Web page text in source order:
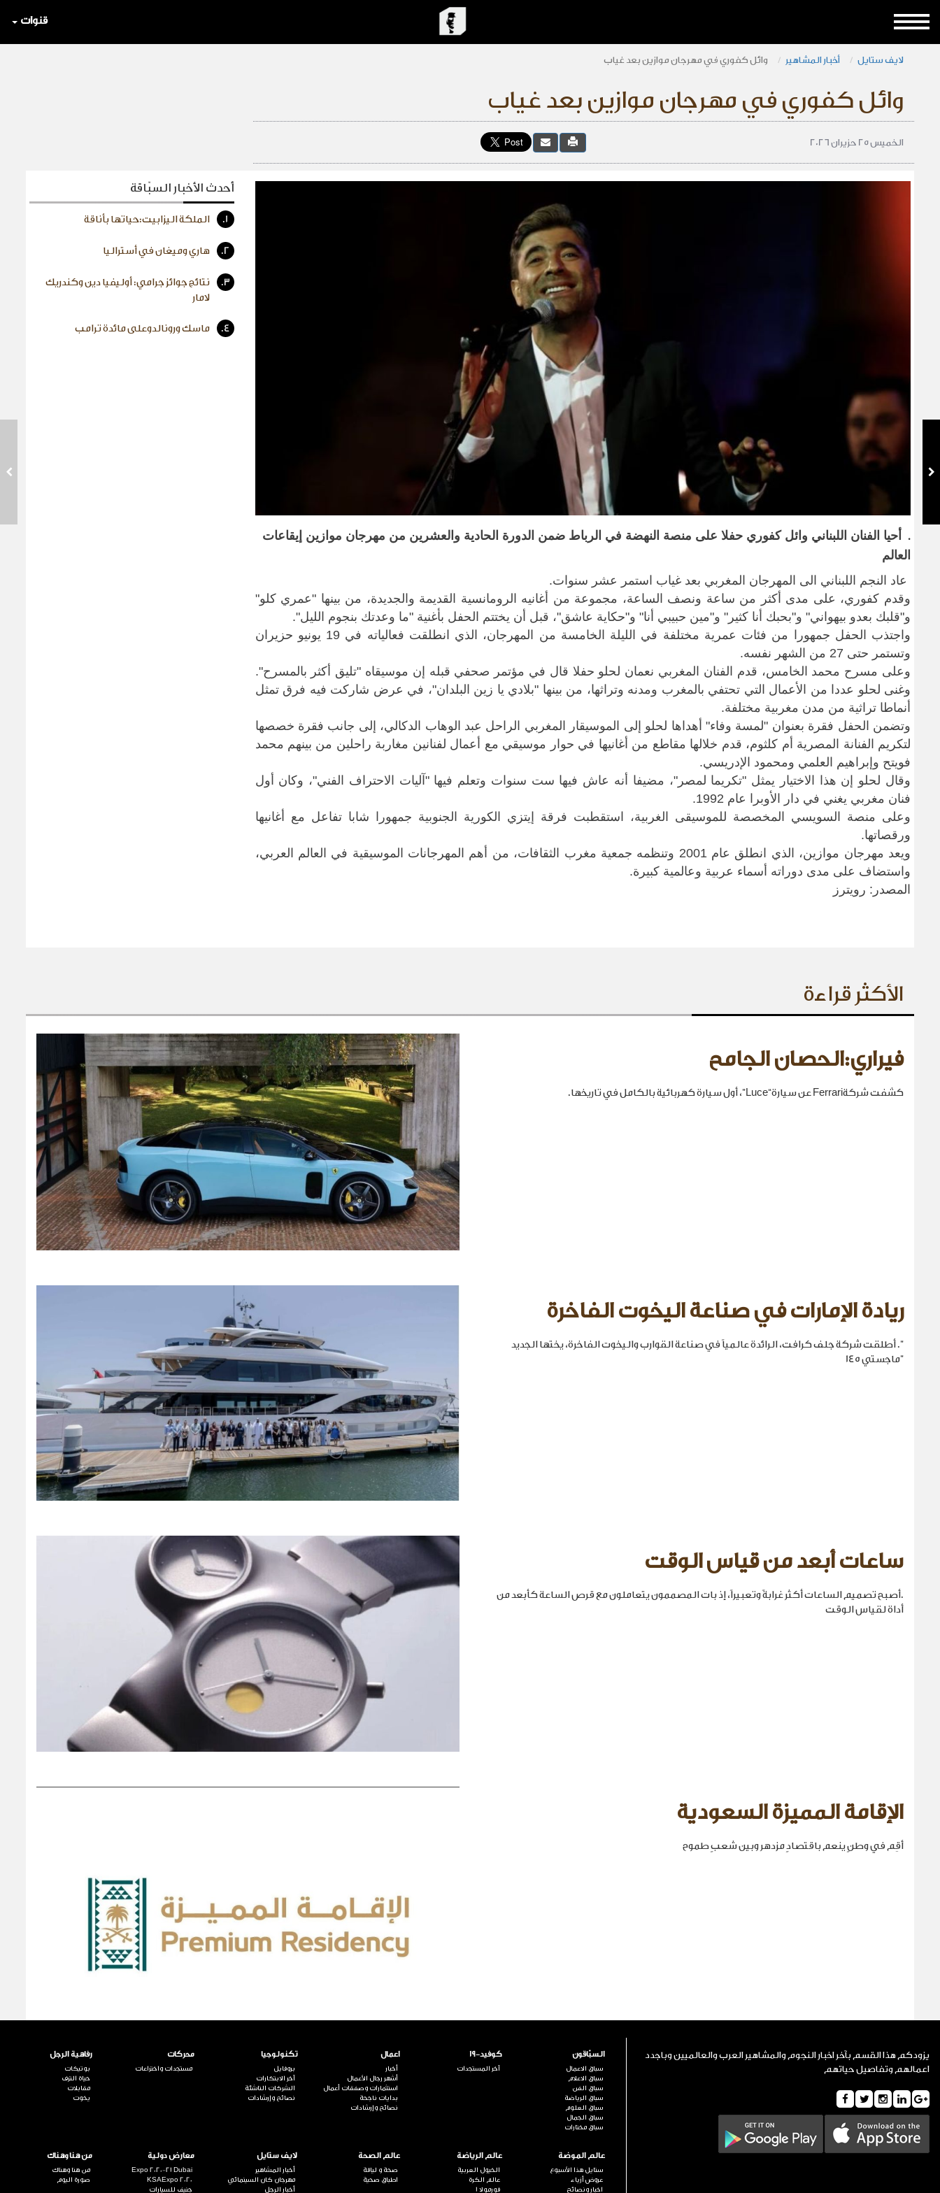
قنوات
لايف ستايل أخبار المشاهير وائل كفوري في مهرجان موازين بعد غياب
وائل كفوري في مهرجان موازين بعد غياب
الخميس 25 حزيران 2026
.
أحيا الفنان اللبناني وائل كفوري حفلا على منصة النهضة في الرباط ضمن الدورة الحادية ​والعشرين من مهرجان موازين إيقاعات
العالم
عاد النجم اللبناني الى المهرجان المغربي ‌بعد غياب استمر عشر سنوات.
وقدم كفوري، على مدى أكثر من ساعة ونصف الساعة، مجموعة من أغانيه الرومانسية القديمة والجديدة، من بينها "عمري كلو"
و"قلبك بعدو ​بيهواني" و"بحبك أنا كثير" و"مين حبيبي أنا" و"حكاية عاشق"، ​قبل أن يختتم الحفل بأغنية "ما وعدتك بنجوم الليل".
واجتذب الحفل
جمهورا من فئات عمرية مختلفة في الليلة الخامسة من المهرجان، ​الذي انطلقت فعالياته في 19 يونيو حزيران
وتستمر حتى 27 من ​الشهر نفسه
.
وعلى مسرح محمد الخامس، قدم الفنان المغربي نعمان لحلو حفلا قال في مؤتمر صحفي قبله إن موسيقاه "تليق أكثر بالمسرح".
وغنى لحلو عددا من الأعمال ​التي تحتفي بالمغرب ومدنه وتراثها، من بينها "بلادي يا زين البلدان"، ​في عرض شاركت فيه فرق تمثل
أنماطا تراثية من مدن مغربية مختلفة.
وتضمن الحفل ‌فقرة بعنوان "لمسة وفاء" أهداها لحلو إلى الموسيقار المغربي الراحل عبد الوهاب الدكالي، إلى جانب فقرة خصصها
لتكريم الفنانة المصرية أم كلثوم، قدم خلالها مقاطع من أغانيها في حوار موسيقي مع أعمال لفنانين مغاربة ​راحلين من بينهم ​محمد
فويتح وإبراهيم العلمي ومحمود الإدريسي.
وقال لحلو إن هذا الاختيار يمثل "تكريما لمصر"، مضيفا أنه عاش فيها ست سنوات وتعلم ​فيها "آليات الاحتراف الفني"، وكان أول
فنان مغربي يغني ​في دار الأوبرا عام 1992
.
وعلى منصة السويسي المخصصة للموسيقى الغربية، استقطبت فرقة إيتزي الكورية الجنوبية جمهورا شابا تفاعل مع أغانيها
ورقصاتها.
ويعد مهرجان موازين،
الذي انطلق ​عام 2001 وتنظمه جمعية مغرب الثقافات، ​من أهم المهرجانات الموسيقية في العالم العربي،
واستضاف على مدى دوراته أسماء عربية وعالمية ​كبيرة.
المصدر: رويترز
أحدث الأخبار السبّاقة
1. الملكة اليزابيت:حياتها بأناقة
2. هاري وميغان في أستراليا
3.
نتائج جوائز جرامي: أوليفيا دين وكندريك
لامار
4. ماسك ورونالدوعلى مائدة ترامب
الأكثر قراءة
فيراري:الحصان الجامح
كشفت شركةFerrari عن سيارة“Luce”، أول سيارة كهربائية بالكامل في تاريخها.
ريادة الإمارات في صناعة اليخوت الفاخرة
". أطلقت شركة جلف كرافت، الرائدة عالمياً في صناعة القوارب واليخوت الفاخرة، يختها الجديد
"ماجستي 145
ساعات أبعد من قياس الوقت
.أصبح تصميم الساعات أكثر غرابةً وتعبيراً، إذ بات المصممون يتعاملون مع قرص الساعة كأبعد من
أداة لقياس الوقت
الإقامة المميزة السعودية
أقِم في وطنٍ ينعم باقتصادٍ مزدهر وبين شعبٍ طموح
السبّاقون
سباق الاعمال
سباق الاعلام
سباق الفن
سباق الرياضة
سباق العلوم
سباق الجمال
سباق مختارات
كوفيد-19
آخر المستجدات
اعمال
أخبار
أشهر رجال الأعمال
استثمارات وصفقات أعمال
بدايات ناجحة
نصائح وإرشادات
تكنولوجيا
بروفايل
آخر الابتكارات
الشركات الناشئة
نصائح وإرشادات
محركات
مستجدات واختراعات
رفاهية الرجل
بوتيكات
حياة الترف
مقابلات
يخوت
عالم الموضة
ستايل هذا الأسبوع
عروض أزياء
اخبار ونصائح
عالم الرياضة
الخيول العربية
عالم الكرة
فورمولا 1
عالم الصحة
صحة و لياقة
اطباق صحية
لايف ستايل
أخبار المشاهير
مهرجان كان السينمائي
أخبار الرجل
معارض دولية
Expo 2020-21 Dubai
KSAExpo 2020
جنيف للسيارات
من هنا وهناك
من هنا وهناك
صورة اليوم
يزودكم هذا القسم بآخر اخبار النجوم والمشاهير العرب والعالميين وباجدد
اعمالهم وتفاصيل حياتهم